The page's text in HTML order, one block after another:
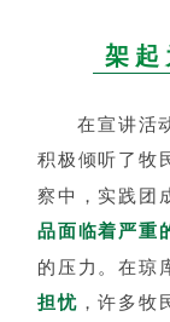
架起
在宣讲活
积极倾听了牧
察中，实践团
品面临着严重
的压力。在琼
担忧 ，许多牧